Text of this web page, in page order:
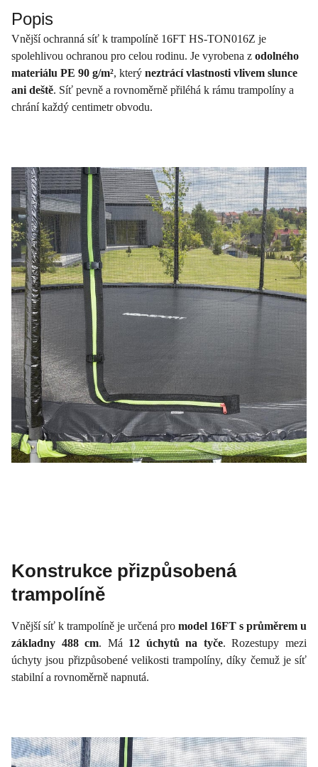
Popis
Vnější ochranná síť k trampolíně 16FT HS-TON016Z je
spolehlivou ochranou pro celou rodinu. Je vyrobena z odolného
materiálu PE 90 g/m², který neztrácí vlastnosti vlivem slunce
ani deště. Síť pevně a rovnoměrně přiléhá k rámu trampolíny a
chrání každý centimetr obvodu.
Konstrukce přizpůsobená
trampolíně
Vnější síť k trampolíně je určená pro model 16FT s průměrem u
základny 488 cm. Má 12 úchytů na tyče. Rozestupy mezi
úchyty jsou přizpůsobené velikosti trampolíny, díky čemuž je síť
stabilní a rovnoměrně napnutá.